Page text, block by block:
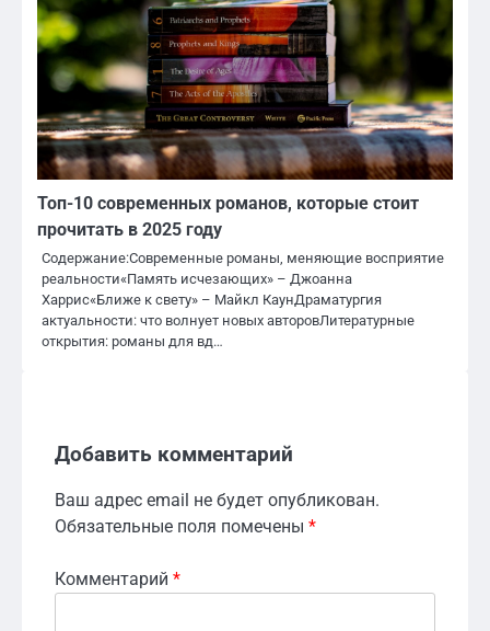
Топ-10 современных романов, которые стоит
прочитать в 2025 году
Содержание:Современные романы, меняющие восприятие
реальности«Память исчезающих» – Джоанна
Харрис«Ближе к свету» – Майкл КаунДраматургия
актуальности: что волнует новых авторовЛитературные
открытия: романы для вд…
Добавить комментарий
Ваш адрес email не будет опубликован.
Обязательные поля помечены *
Комментарий *